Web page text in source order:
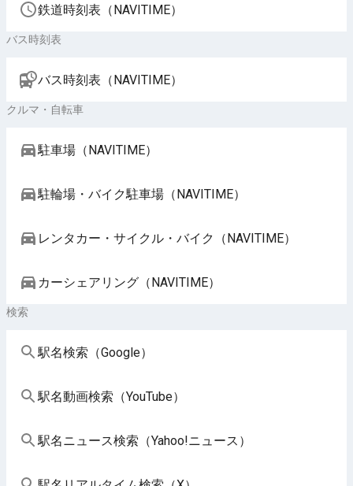
鉄道時刻表（NAVITIME）
バス時刻表
バス時刻表（NAVITIME）
クルマ・自転車
駐車場（NAVITIME）
駐輪場・バイク駐車場（NAVITIME）
レンタカー・サイクル・バイク（NAVITIME）
カーシェアリング（NAVITIME）
検索
駅名検索（Google）
駅名動画検索（YouTube）
駅名ニュース検索（Yahoo!ニュース）